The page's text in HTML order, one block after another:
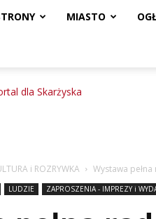
MIASTO
i ROZRYWKA Wystawa
LUDZIE ZAPROSZENIA - IMPREZY i